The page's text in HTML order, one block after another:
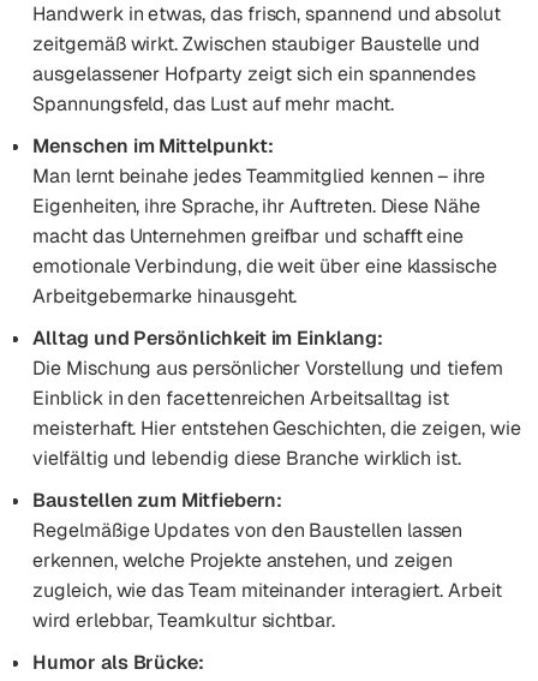
Handwerk in etwas, das frisch, spannend und absolut
zeitgemäß wirkt. Zwischen staubiger Baustelle und
ausgelassener Hofparty zeigt sich ein spannendes
Spannungsfeld, das Lust auf mehr macht.
Menschen im Mittelpunkt:
Man lernt beinahe jedes Teammitglied kennen – ihre
Eigenheiten, ihre Sprache, ihr Auftreten. Diese Nähe
macht das Unternehmen greifbar und schafft eine
emotionale Verbindung, die weit über eine klassische
Arbeitgebermarke hinausgeht.
Alltag und Persönlichkeit im Einklang:
Die Mischung aus persönlicher Vorstellung und tiefem
Einblick in den facettenreichen Arbeitsalltag ist
meisterhaft. Hier entstehen Geschichten, die zeigen, wie
vielfältig und lebendig diese Branche wirklich ist.
Baustellen zum Mitfiebern:
Regelmäßige Updates von den Baustellen lassen
erkennen, welche Projekte anstehen, und zeigen
zugleich, wie das Team miteinander interagiert. Arbeit
wird erlebbar, Teamkultur sichtbar.
Humor als Brücke: